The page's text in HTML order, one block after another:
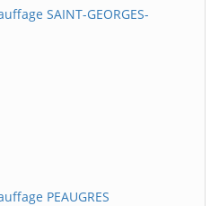
SAINT-GEORGES-
PEAUGRES